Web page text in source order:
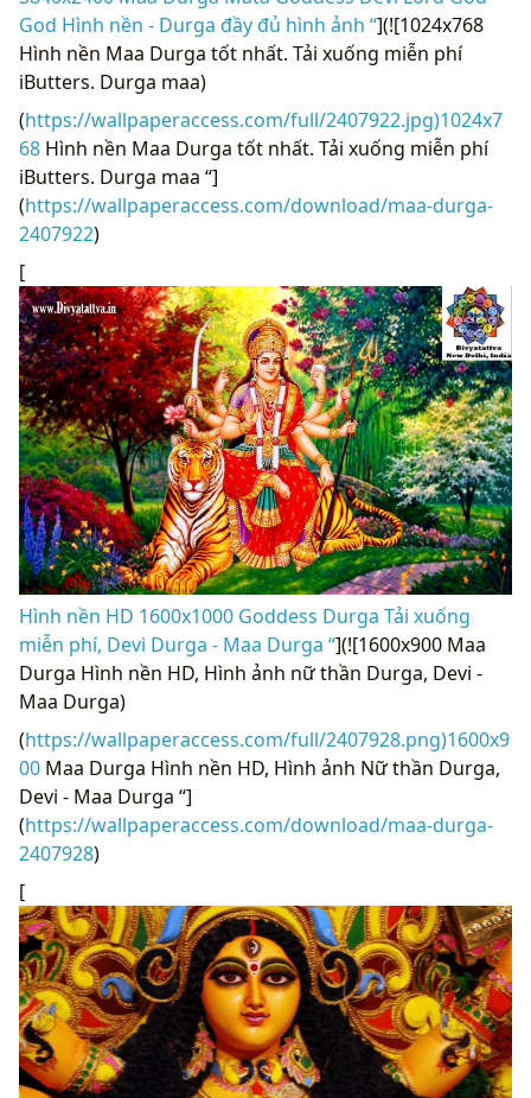
God Hình nền - Durga đầy đủ hình ảnh “](![1024x768
Hình nền Maa Durga tốt nhất. Tải xuống miễn phí
iButters. Durga maa)
(https://wallpaperaccess.com/full/2407922.jpg)1024x7
68 Hình nền Maa Durga tốt nhất. Tải xuống miễn phí
iButters. Durga maa “]
(https://wallpaperaccess.com/download/maa-durga-
2407922)
[
Hình nền HD 1600x1000 Goddess Durga Tải xuống
miễn phí, Devi Durga - Maa Durga “](![1600x900 Maa
Durga Hình nền HD, Hình ảnh nữ thần Durga, Devi -
Maa Durga)
(https://wallpaperaccess.com/full/2407928.png)1600x9
00 Maa Durga Hình nền HD, Hình ảnh Nữ thần Durga,
Devi - Maa Durga “]
(https://wallpaperaccess.com/download/maa-durga-
2407928)
[